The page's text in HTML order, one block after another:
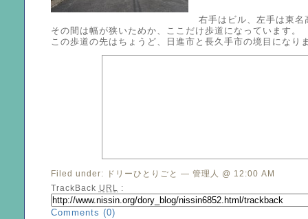
右手はビル、左手は東名
その間は幅が狭いためか、ここだけ歩道になっています。
この歩道の先はちょうど、日進市と長久手市の境目になり
Filed under: ドリーひとりごと — 管理人 @ 12:00 AM
TrackBack URL :
Comments (0)